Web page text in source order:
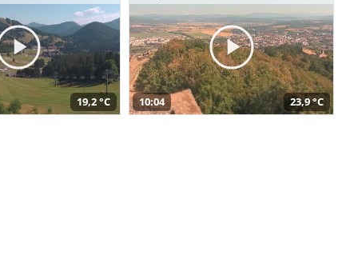
19,2 °C 10:04 23,9 °C